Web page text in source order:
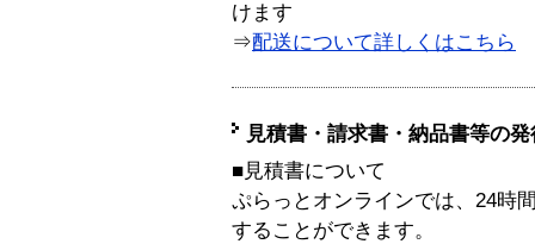
けます
⇒配送について詳しくはこちら
見積書・請求書・納品書等の
■見積書について
ぷらっとオンラインでは、24時
することができます。